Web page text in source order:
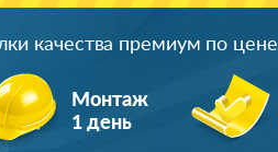
качества премиум по цене
Монтаж
1 день